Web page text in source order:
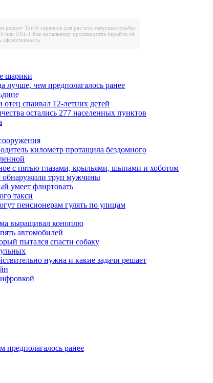
решает Топ-6 сервисов для расчета матрицы судьбы
или UNI-T Как начальнику производства перейти от
эффективность
шарики
лучше, чем предполагалось ранее
спаивал 12-летних детей
остались 277 населенных пунктов
километр протащила бездомного
с пятью глазами, крыльями, шыпами и хоботом
обнаружили труп мужчины
умеет флиртовать
такси
пенсионерам гулять по улицам
выращивал коноплю
автомобилей
пытался спасти собаку
нужна и какие задачи решает
предполагалось ранее